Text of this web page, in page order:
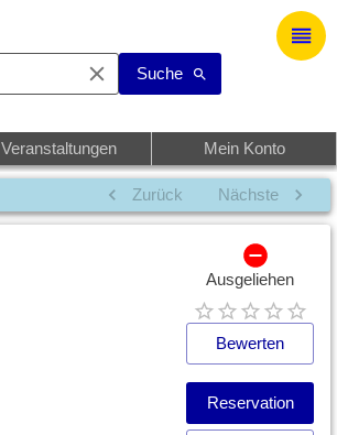
Suche
Veranstaltungen Mein Konto
Zurück Nächste
Ausgeliehen
Bewerten
Reservation